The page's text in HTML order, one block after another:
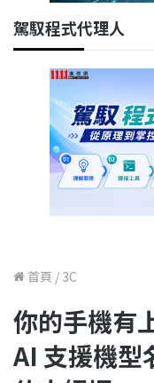
駕馭程式代理人